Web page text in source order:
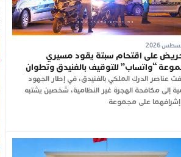
على اقتحام سبتة يقود مسيري
“واتساب” للتوقيف بالفنيدق وتطوان
عناصر الدرك الملكي بالفنيدق، في إطار الجهود
إلى مكافحة الهجرة غير النظامية، شخصين يشتبه
على مجموعة